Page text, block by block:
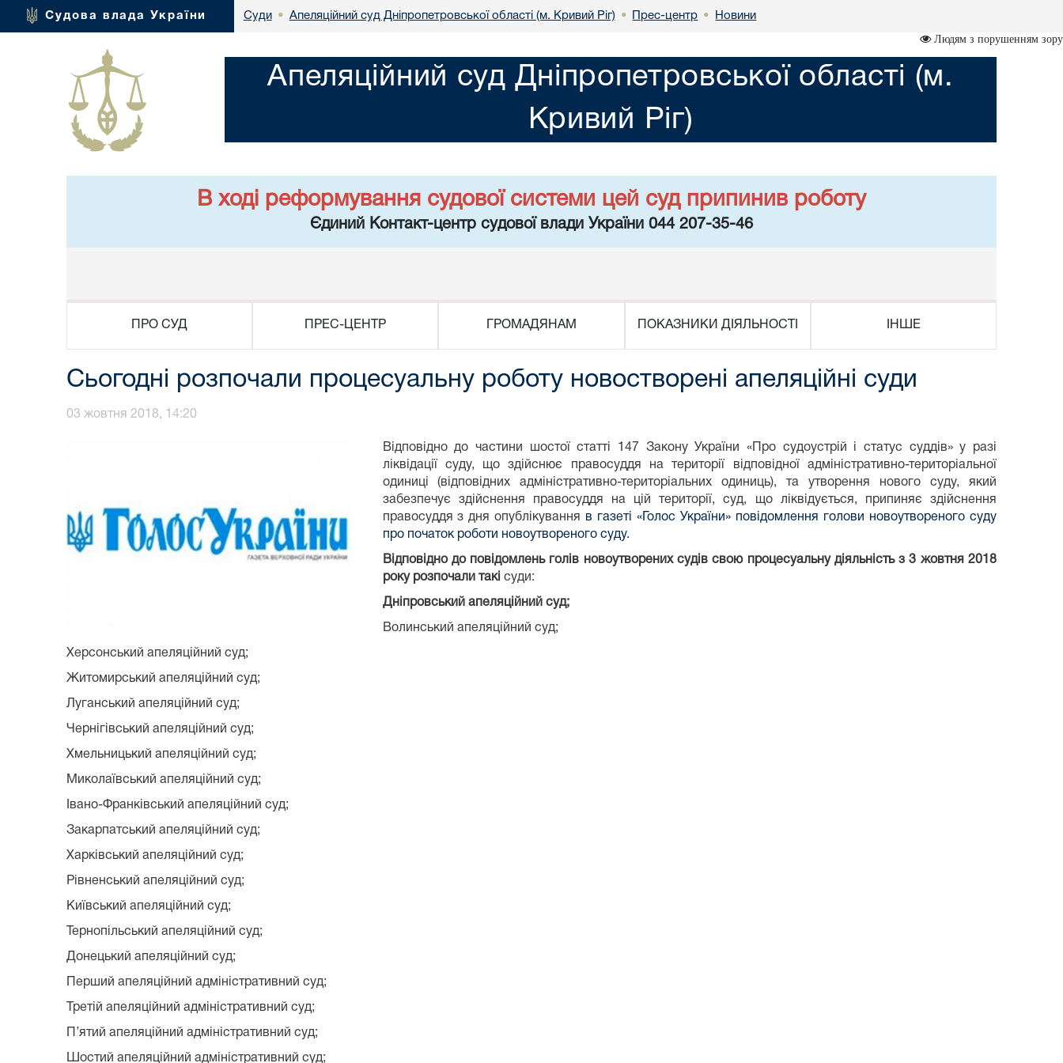
Судова влада України Суди • Апеляційний суд Дніпропетровської області (м. Кривий Ріг) • Прес-центр • Новини
Людям з порушенням зору
Апеляційний суд Дніпропетровської області (м.
Кривий Ріг)
В ході реформування судової системи цей суд припинив роботу
Єдиний Контакт-центр судової влади України 044 207-35-46
ПРО СУД ПРЕС-ЦЕНТР ГРОМАДЯНАМ ПОКАЗНИКИ ДІЯЛЬНОСТІ ІНШЕ
Сьогодні розпочали процесуальну роботу новостворені апеляційні суди
03 жовтня 2018, 14:20
Відповідно до частини шостої статті 147 Закону України «Про судоустрій і статус суддів» у разі
ліквідації суду, що здійснює правосуддя на території відповідної адміністративно-територіальної
одиниці (відповідних адміністративно-територіальних одиниць), та утворення нового суду, який
забезпечує здійснення правосуддя на цій території, суд, що ліквідується, припиняє здійснення
правосуддя з дня опублікування в газеті «Голос України» повідомлення голови новоутвореного суду
про початок роботи новоутвореного суду.
Відповідно до повідомлень голів новоутворених судів свою процесуальну діяльність з 3 жовтня 2018
року розпочали такі суди:
Дніпровський апеляційний суд;
Волинський апеляційний суд;
Херсонський апеляційний суд;
Житомирський апеляційний суд;
Луганський апеляційний суд;
Чернігівський апеляційний суд;
Хмельницький апеляційний суд;
Миколаївський апеляційний суд;
Івано-Франківський апеляційний суд;
Закарпатський апеляційний суд;
Харківський апеляційний суд;
Рівненський апеляційний суд;
Київський апеляційний суд;
Тернопільський апеляційний суд;
Донецький апеляційний суд;
Перший апеляційний адміністративний суд;
Третій апеляційний адміністративний суд;
П’ятий апеляційний адміністративний суд;
Шостий апеляційний адміністративний суд;